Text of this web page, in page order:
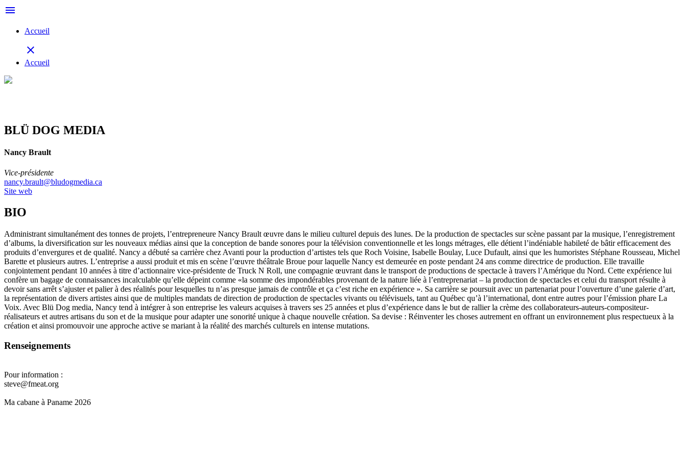
menu
Accueil
close
Accueil
BLÜ DOG MEDIA
Nancy Brault
Vice-présidente
nancy.brault@bludogmedia.ca
Site web
BIO
Administrant simultanément des tonnes de projets, l’entrepreneure Nancy Brault œuvre dans le milieu culturel depuis des lunes. De la production de spectacles sur scène passant par la musique, l’enregistrement
d’albums, la diversification sur les nouveaux médias ainsi que la conception de bande sonores pour la télévision conventionnelle et les longs métrages, elle détient l’indéniable habileté de bâtir efficacement des
produits d’envergures et de qualité. Nancy a débuté sa carrière chez Avanti pour la production d’artistes tels que Roch Voisine, Isabelle Boulay, Luce Dufault, ainsi que les humoristes Stéphane Rousseau, Michel
Barette et plusieurs autres. L’entreprise a aussi produit et mis en scène l’œuvre théâtrale Broue pour laquelle Nancy est demeurée en poste pendant 24 ans comme directrice de production. Elle travaille
conjointement pendant 10 années à titre d’actionnaire vice-présidente de Truck N Roll, une compagnie œuvrant dans le transport de productions de spectacle à travers l’Amérique du Nord. Cette expérience lui
confère un bagage de connaissances incalculable qu’elle dépeint comme «la somme des impondérables provenant de la nature liée à l’entreprenariat – la production de spectacles et celui du transport résulte à
devoir sans arrêt s’ajuster et palier à des réalités pour lesquelles tu n’as presque jamais de contrôle et ça c’est riche en expérience ». Sa carrière se poursuit avec un partenariat pour l’ouverture d’une galerie d’art,
la représentation de divers artistes ainsi que de multiples mandats de direction de production de spectacles vivants ou télévisuels, tant au Québec qu’à l’international, dont entre autres pour l’émission phare La
Voix. Avec Blü Dog media, Nancy tend à intégrer à son entreprise les valeurs acquises à travers ses 25 années et plus d’expérience dans le but de rallier la crème des collaborateurs-auteurs-compositeur-
réalisateurs et autres artisans du son et de la musique pour adapter une sonorité unique à chaque nouvelle création. Sa devise : Réinventer les choses autrement en offrant un environnement plus respectueux à la
création et ainsi promouvoir une approche active se mariant à la réalité des marchés culturels en intense mutations.
Renseignements
Pour information :
steve@fmeat.org
Ma cabane à Paname 2026